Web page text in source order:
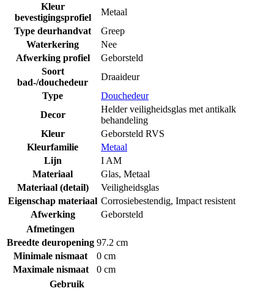
Kleur
bevestigingsprofiel
Metaal
Type deurhandvat
Greep
Waterkering
Nee
Afwerking profiel
Geborsteld
Soort
bad-/douchedeur
Draaideur
Type
Douchedeur
Decor
Helder veiligheidsglas met antikalk
behandeling
Kleur
Geborsteld RVS
Kleurfamilie
Metaal
Lijn
I AM
Materiaal
Glas, Metaal
Materiaal (detail)
Veiligheidsglas
Eigenschap materiaal Corrosiebestendig, Impact resistent
Afwerking
Geborsteld
Afmetingen
Breedte deuropening 97.2 cm
Minimale nismaat
0 cm
Maximale nismaat
0 cm
Gebruik